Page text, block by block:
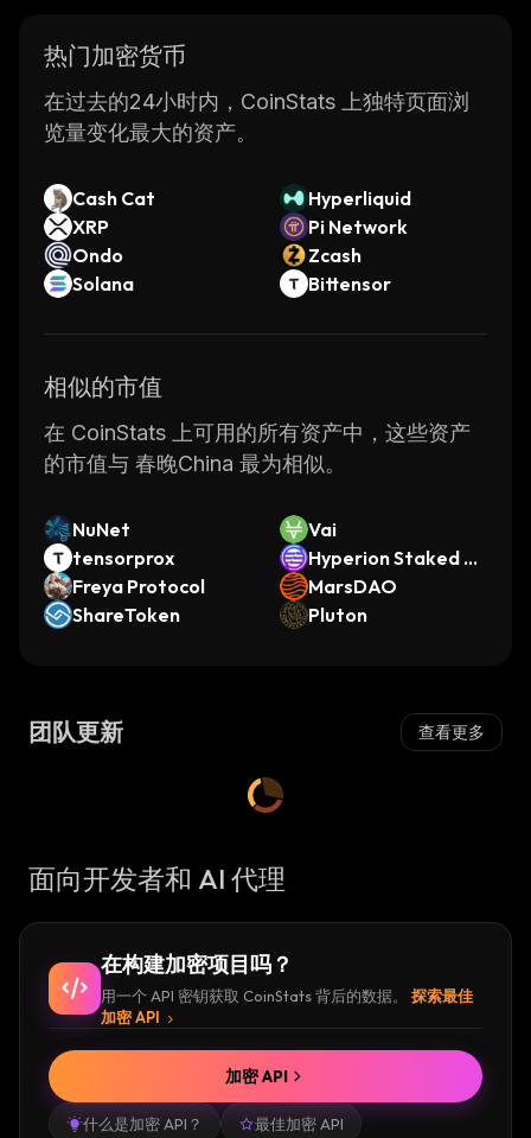
热门加密货币
在过去的24小时内，CoinStats 上独特页面浏
览量变化最大的资产。
Cash Cat
Hyperliquid
XRP
Pi Network
Ondo
Zcash
Solana
Bittensor
相似的市值
在 CoinStats 上可用的所有资产中，这些资产
的市值与 春晚China 最为相似。
NuNet
Vai
tensorprox
Hyperion Staked A
ptos
Freya Protocol
MarsDAO
ShareToken
Pluton
团队更新 查看更多
面向开发者和 AI 代理
在构建加密项目吗？
用一个 API 密钥获取 CoinStats 背后的数据。
探索最佳
加密 API
什么是加密 API？ 最佳加密 API
加密 API